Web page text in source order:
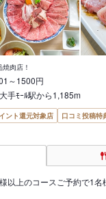
肉店！
～1500円
手ﾓｰﾙ駅から1,185m
ント還元対象店
口コミ投稿特
以上のコースご予約で1